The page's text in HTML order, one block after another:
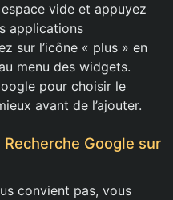
vide et appuyez
applications
sur l’icône « plus » en
menu des widgets.
pour choisir le
avant de l’ajouter.
Google sur
convient pas, vous